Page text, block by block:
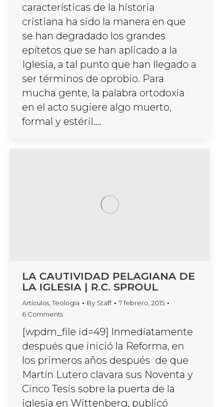
características de la historia
cristiana ha sido la manera en que
se han degradado los grandes
epítetos que se han aplicado a la
Iglesia, a tal punto que han llegado a
ser términos de oprobio. Para
mucha gente, la palabra ortodoxia
en el acto sugiere algo muerto,
formal y estéril.…
LA CAUTIVIDAD PELAGIANA DE
LA IGLESIA | R.C. SPROUL
Artículos ,Teología By Staff
7 febrero, 2015
6 Comments
[wpdm_file id=49] Inmediatamente
después que inició la Reforma, en
los primeros años después de que
Martín Lutero clavara sus Noventa y
Cinco Tesis sobre la puerta de la
iglesia en Wittenberg, publicó